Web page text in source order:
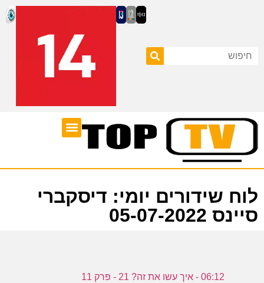
לוח שידורים יומי: דיסקברי
סיינס 05-07-2022
06:12 - איך עשו את זה? 21 - פרק 11